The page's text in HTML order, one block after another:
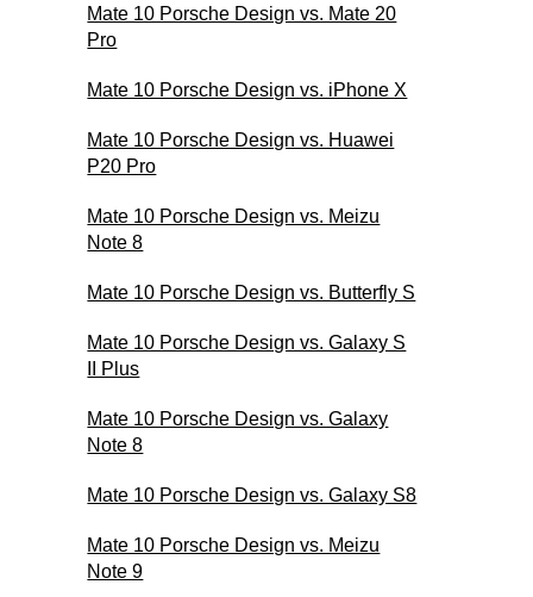
Mate 10 Porsche Design vs. Mate 20
Pro
Mate 10 Porsche Design vs. iPhone X
Mate 10 Porsche Design vs. Huawei
P20 Pro
Mate 10 Porsche Design vs. Meizu
Note 8
Mate 10 Porsche Design vs. Butterfly S
Mate 10 Porsche Design vs. Galaxy S
II Plus
Mate 10 Porsche Design vs. Galaxy
Note 8
Mate 10 Porsche Design vs. Galaxy S8
Mate 10 Porsche Design vs. Meizu
Note 9